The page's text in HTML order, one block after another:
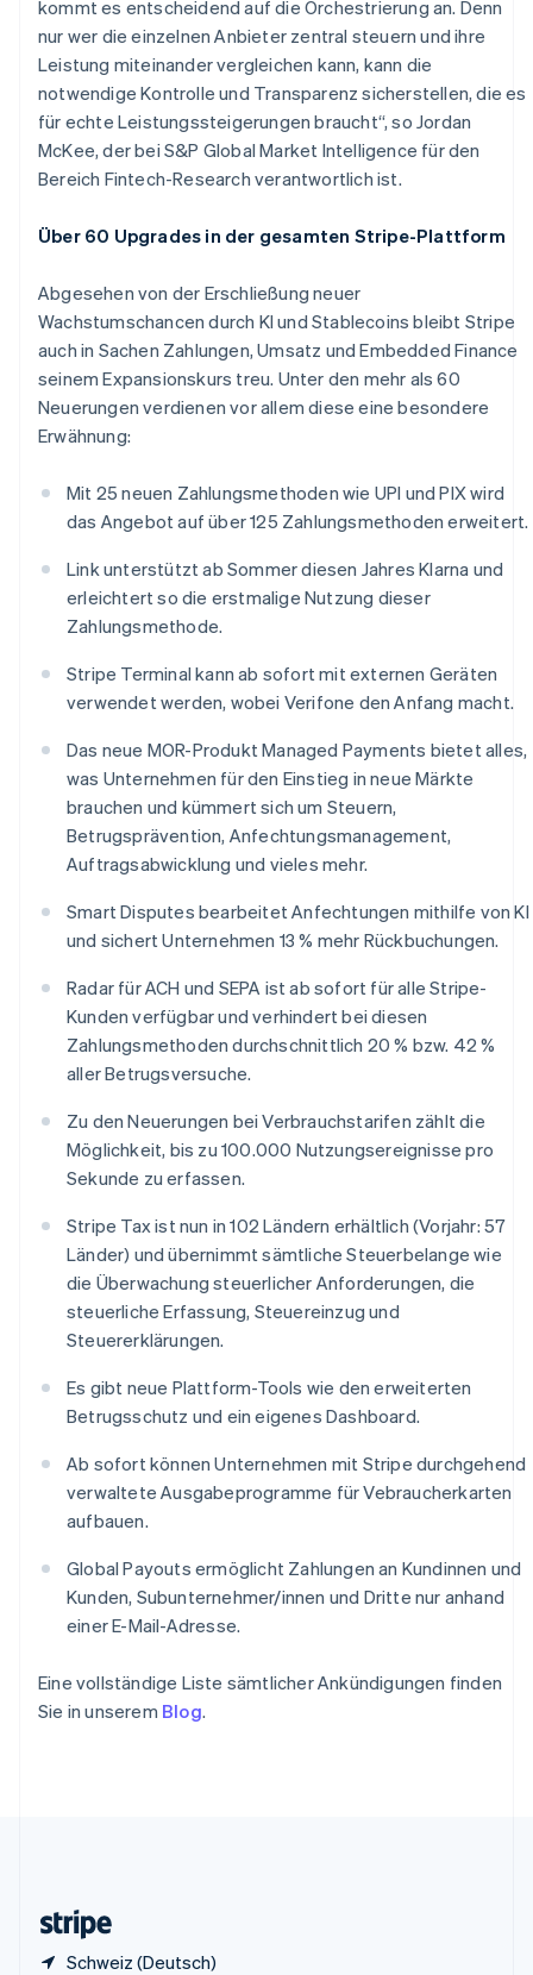
kommt es entscheidend auf die Orchestrierung an. Denn
nur wer die einzelnen Anbieter zentral steuern und ihre
Leistung miteinander vergleichen kann, kann die
notwendige Kontrolle und Transparenz sicherstellen, die es
für echte Leistungssteigerungen braucht“, so Jordan
McKee, der bei S&P Global Market Intelligence für den
Bereich Fintech-Research verantwortlich ist.
Über 60 Upgrades in der gesamten Stripe-Plattform
Abgesehen von der Erschließung neuer
Wachstumschancen durch KI und Stablecoins bleibt Stripe
auch in Sachen Zahlungen, Umsatz und Embedded Finance
seinem Expansionskurs treu. Unter den mehr als 60
Neuerungen verdienen vor allem diese eine besondere
Erwähnung:
Mit 25 neuen Zahlungsmethoden wie UPI und PIX wird
das Angebot auf über 125 Zahlungsmethoden erweitert.
Link unterstützt ab Sommer diesen Jahres Klarna und
erleichtert so die erstmalige Nutzung dieser
Zahlungsmethode.
Stripe Terminal kann ab sofort mit externen Geräten
verwendet werden, wobei Verifone den Anfang macht.
Das neue MOR-Produkt Managed Payments bietet alles,
was Unternehmen für den Einstieg in neue Märkte
brauchen und kümmert sich um Steuern,
Betrugsprävention, Anfechtungsmanagement,
Auftragsabwicklung und vieles mehr.
Smart Disputes bearbeitet Anfechtungen mithilfe von KI
und sichert Unternehmen 13 % mehr Rückbuchungen.
Radar für ACH und SEPA ist ab sofort für alle Stripe-
Kunden verfügbar und verhindert bei diesen
Zahlungsmethoden durchschnittlich 20 % bzw. 42 %
aller Betrugsversuche.
Zu den Neuerungen bei Verbrauchstarifen zählt die
Möglichkeit, bis zu 100.000 Nutzungsereignisse pro
Sekunde zu erfassen.
Stripe Tax ist nun in 102 Ländern erhältlich (Vorjahr: 57
Länder) und übernimmt sämtliche Steuerbelange wie
die Überwachung steuerlicher Anforderungen, die
steuerliche Erfassung, Steuereinzug und
Steuererklärungen.
Es gibt neue Plattform-Tools wie den erweiterten
Betrugsschutz und ein eigenes Dashboard.
Ab sofort können Unternehmen mit Stripe durchgehend
verwaltete Ausgabeprogramme für Vebraucherkarten
aufbauen.
Global Payouts ermöglicht Zahlungen an Kundinnen und
Kunden, Subunternehmer/innen und Dritte nur anhand
einer E-Mail-Adresse.
Eine vollständige Liste sämtlicher Ankündigungen finden
Sie in unserem Blog.
Schweiz (Deutsch)
Festlandchina
简体中文 English
Finnland
English Svenska
Frankreich
FrançaisEnglish
Gibraltar
English
English
English
Irland
English
Italien
ItalianoEnglish
Japan
日本語
Kanada
Kroatien
EnglishItaliano
English
Liechtenstein
Deutsch English
Litauen
English
Luxemburg
FrançaisDeutschEnglish
Malaysia
English简体中文
Malta
English
Mexiko
EspañolEnglish
English
Niederlande
Norwegen
English
Österreich
DeutschEnglish
Polen
Portugal
PortuguêsEnglish
Rumänien
Schweden
SvenskaEnglish
Schweiz
Deutsch FrançaisItalianoEnglish
Singapur
English简体中文
English
Slowenien
Sonderverwaltungsregion Hongkong,
China
English简体中文
Español English
Thailand
ไทย English
Ungarn
English